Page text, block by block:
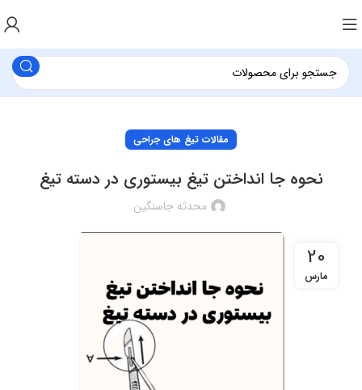
مقالات تیغ های جراحی
نحوه جا انداختن تیغ بیستوری در دسته تیغ
محدثه جاسنگین
20
مارس